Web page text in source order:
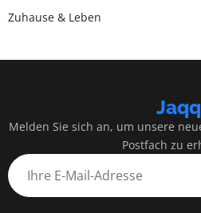
Zuhause & Leben
Jaqq
Melden Sie sich an, um unsere
Postfach zu